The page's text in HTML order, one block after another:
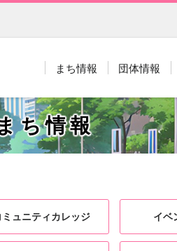
まち情報 団体情報
ち情報
ミュニティカレッジ イベ